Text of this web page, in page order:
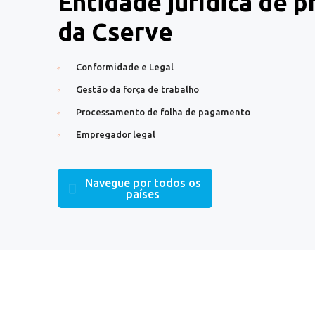
da Cserve
Conformidade e Legal
Gestão da força de trabalho
Processamento de folha de pagamento
Empregador legal
Navegue por todos os
países